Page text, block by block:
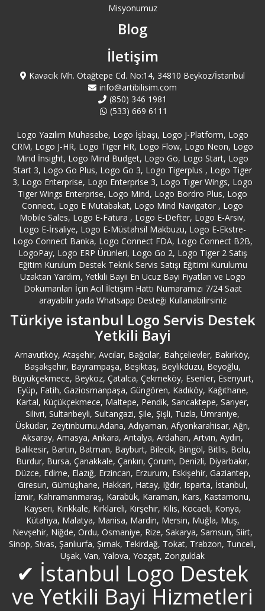
Aydın Logo Servisi
Azerbaycan Logo Servisi
Bağcılar Logo Servisi
Bağdat Caddesi Logo Servisi
Bahçelievler Logo Servisi
Bakırköy Logo Servisi
Balıkesir Bandırma Logo Servisi
Balıkesir Edremit Logo Servisi
Balıkesir Erdek Logo Servisi
Balıkesir Logo Servisi
Bartın Logo Servisi
Batman Logo Servisi
Bayburt Logo Servisi
Bayrampaşa Logo Servisi
Bebek Logo Servisi
Beşiktaş Logo Servisi
Beykoz Logo Servisi
Beylerbeyi Logo Servisi
Misyonumuz
Blog
İletişim
Kavacık Mh. Otağtepe Cd. No:14, 34810 Beykoz/İstanbul
info@artibilisim.com
(850) 346 1981
(533) 669 6111
Logo Yazılım Muhasebe, Logo İşbaşı, Logo J-Platform, Logo
CRM, Logo J-HR, Logo Tiger HR, Logo Flow, Logo Neon, Logo
Mind İnsight, Logo Mind Budget, Logo Go, Logo Start, Logo
Start 3, Logo Go Plus, Logo Go 3, Logo Tigerplus , Logo Tiger
3, Logo Enterprise, Logo Enterprise 3, Logo Tiger Wings, Logo
Tiger Wings Enterprise, Logo Mind, Logo Bordro Plus, Logo
Connect, Logo E Mutabakat, Logo Mind Navigator , Logo
Mobile Sales, Logo E-Fatura , Logo E-Defter, Logo E-Arsiv,
Logo E-İrsaliye, Logo E-Müstahsil Makbuzu, Logo E-Ekstre-
Logo Connect Banka, Logo Connect FDA, Logo Connect B2B,
LogoPay, Logo ERP Ürünleri, Logo Go 2, Logo Tiger 2 Satış
Eğitim Kurulum Destek Teknik Servis Satışı Eğitimi Kurulumu
Uzaktan Yardım, Yetkili Bayii En Ucuz Bayi Fiyatları ve Logo
Dokümanları İçin Acil İletişim Hattı Numaramızı 7/24 Saat
arayabilir yada Whatsapp Desteği Kullanabilirsiniz
Türkiye istanbul Logo Servis Destek
Yetkili Bayi
Arnavutköy, Ataşehir, Avcılar, Bağcılar, Bahçelievler, Bakırköy,
Başakşehir, Bayrampaşa, Beşiktaş, Beylikdüzü, Beyoğlu,
Büyükçekmece, Beykoz, Çatalca, Çekmeköy, Esenler, Esenyurt,
Eyüp, Fatih, Gaziosmanpaşa, Güngören, Kadıköy, Kağıthane,
Kartal, Küçükçekmece, Maltepe, Pendik, Sancaktepe, Sarıyer,
Silivri, Sultanbeyli, Sultangazi, Şile, Şişli, Tuzla, Ümraniye,
Üsküdar, Zeytinburnu,Adana, Adıyaman, Afyonkarahisar, Ağrı,
Aksaray, Amasya, Ankara, Antalya, Ardahan, Artvin, Aydın,
Balıkesir, Bartın, Batman, Bayburt, Bilecik, Bingöl, Bitlis, Bolu,
Burdur, Bursa, Çanakkale, Çankırı, Çorum, Denizli, Diyarbakır,
Düzce, Edirne, Elazığ, Erzincan, Erzurum, Eskişehir, Gaziantep,
Giresun, Gümüşhane, Hakkari, Hatay, Iğdır, Isparta, İstanbul,
İzmir, Kahramanmaraş, Karabük, Karaman, Kars, Kastamonu,
Kayseri, Kırıkkale, Kırklareli, Kırşehir, Kilis, Kocaeli, Konya,
Kütahya, Malatya, Manisa, Mardin, Mersin, Muğla, Muş,
Nevşehir, Niğde, Ordu, Osmaniye, Rize, Sakarya, Samsun, Siirt,
Sinop, Sivas, Şanlıurfa, Şırnak, Tekirdağ, Tokat, Trabzon, Tunceli,
Uşak, Van, Yalova, Yozgat, Zonguldak
✔ İstanbul Logo Destek
ve Yetkili Bayi Hizmetleri